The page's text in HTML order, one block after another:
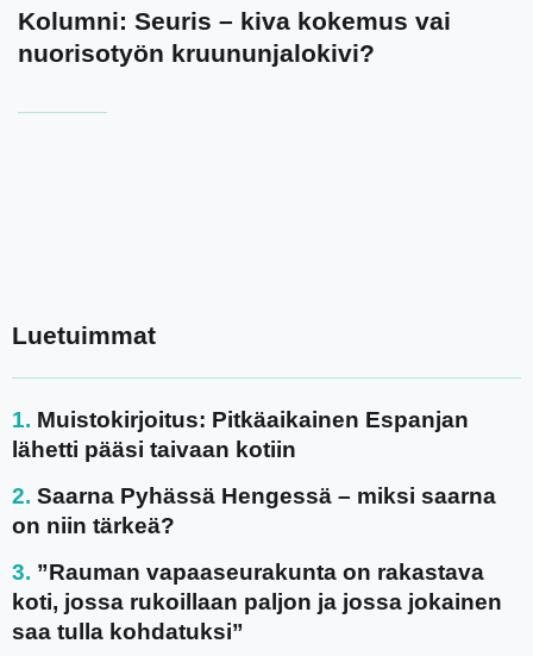
Kolumni: Seuris – kiva kokemus vai
nuorisotyön kruununjalokivi?
Luetuimmat
Muistokirjoitus: Pitkäaikainen Espanjan
lähetti pääsi taivaan kotiin
Saarna Pyhässä Hengessä – miksi saarna
on niin tärkeä?
”Rauman vapaaseurakunta on rakastava
koti, jossa rukoillaan paljon ja jossa jokainen
saa tulla kohdatuksi”